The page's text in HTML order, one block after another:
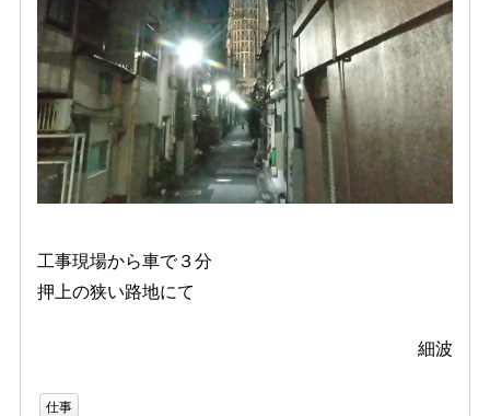
工事現場から車で３分
押上の狭い路地にて
細波
仕事